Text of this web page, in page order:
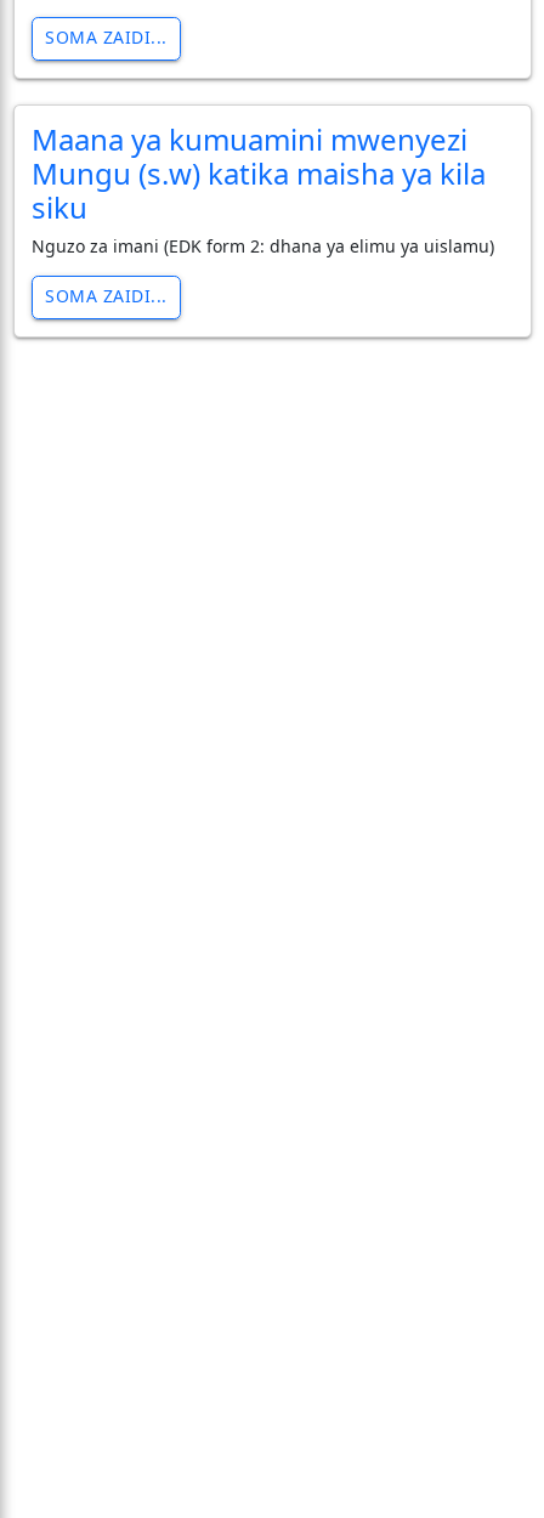
SOMA ZAIDI...
Maana ya kumuamini mwenyezi
Mungu (s.w) katika maisha ya kila
siku
Nguzo za imani (EDK form 2: dhana ya elimu ya uislamu)
SOMA ZAIDI...